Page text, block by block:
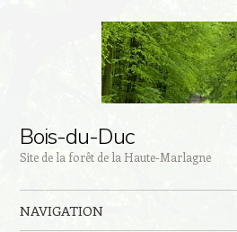
Bois-du-Duc
Site de la forêt de la Haute-Marlagne
NAVIGATION